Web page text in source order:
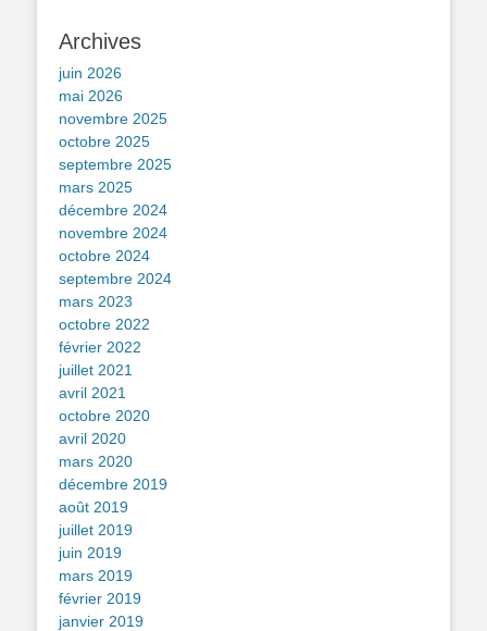
Archives
juin 2026
mai 2026
novembre 2025
octobre 2025
septembre 2025
mars 2025
décembre 2024
novembre 2024
octobre 2024
septembre 2024
mars 2023
octobre 2022
février 2022
juillet 2021
avril 2021
octobre 2020
avril 2020
mars 2020
décembre 2019
août 2019
juillet 2019
juin 2019
mars 2019
février 2019
janvier 2019